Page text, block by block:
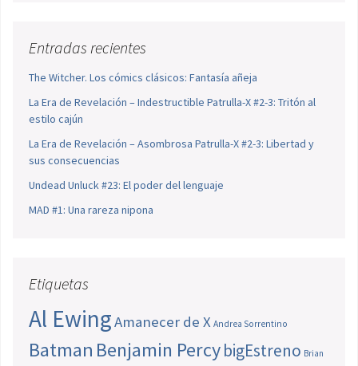
Entradas recientes
The Witcher. Los cómics clásicos: Fantasía añeja
La Era de Revelación – Indestructible Patrulla-X #2-3: Tritón al
estilo cajún
La Era de Revelación – Asombrosa Patrulla-X #2-3: Libertad y
sus consecuencias
Undead Unluck #23: El poder del lenguaje
MAD #1: Una rareza nipona
Etiquetas
Al EwingAmanecer de X Andrea Sorrentino
Batman Benjamin PercybigEstreno Brian